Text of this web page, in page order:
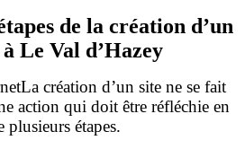
de la création d’un
Le Val d’Hazey
La création d’un site ne se fait
action qui doit être réfléchie en
étapes.